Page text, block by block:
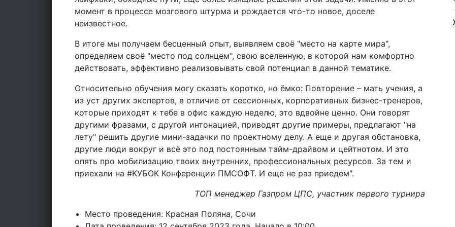
момент в процессе мозгового штурма и рождается что-то новое, доселе
неизвестное.
В итоге мы получаем бесценный опыт, выявляем своё "место на карте мира",
определяем своё "место под солнцем", свою вселенную, в которой нам комфортно
действовать, эффективно реализовывать свой потенциал в данной тематике.
Относительно обучения могу сказать коротко, но ёмко: Повторение – мать учения, а
из уст других экспертов, в отличие от сессионных, корпоративных бизнес-тренеров,
которые приходят к тебе в офис каждую неделю, это вдвойне ценно. Они говорят
другими фразами, с другой интонацией, приводят другие примеры, предлагают "на
лету" решить другие мини-задачки по проектному делу. А еще и другая обстановка,
другие люди вокруг и всё это под постоянным тайм-драйвом и цейтнотом. И это
опять про мобилизацию твоих внутренних, профессиональных ресурсов. За тем и
приехали на #КУБОК Конференции ПМСОФТ. И еще не раз приедем".
ТОП менеджер Газпром ЦПС, участник первого турнира
Место проведения: Красная Поляна, Сочи